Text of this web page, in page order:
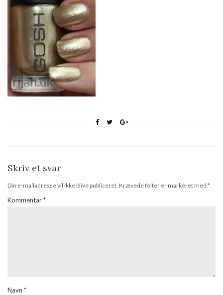
Skriv et svar
Din e-mailadresse vil ikke blive publiceret. Krævede felter er markeret med *
Kommentar*
Navn *